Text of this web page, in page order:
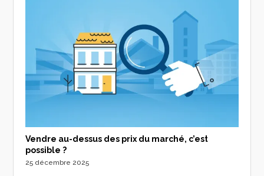
Vendre au-dessus des prix du marché, c’est
possible ?
25 décembre 2025